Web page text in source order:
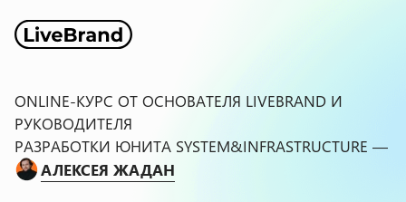
ONLINE-КУРС ОТ ОСНОВАТЕЛЯ LIVEBRAND И
РУКОВОДИТЕЛЯ
РАЗРАБОТКИ ЮНИТА SYSTEM&INFRASTRUCTURE —
АЛЕКСЕЯ ЖАДАН